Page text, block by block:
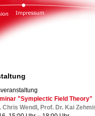
"Symplectic Field Theory"
Chris Wendl, Prof. Dr. Kai